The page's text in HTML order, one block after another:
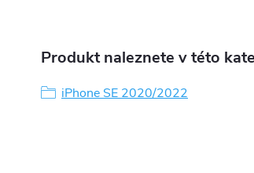
Produkt naleznete v této
iPhone SE 2020/2022